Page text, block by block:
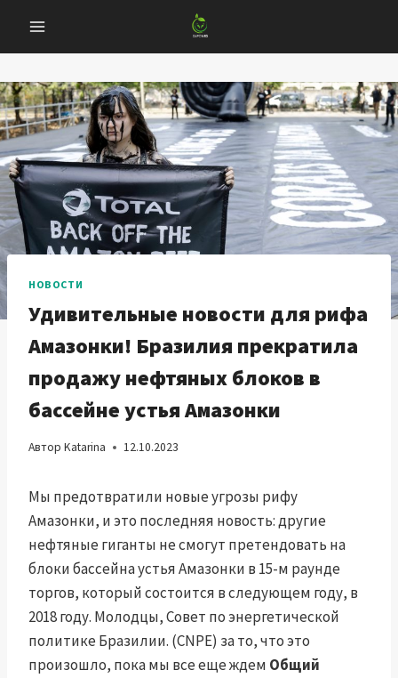
содержанию
НОВОСТИ
Удивительные новости для рифа
Амазонки! Бразилия прекратила
продажу нефтяных блоков в
бассейне устья Амазонки
Автор Katarina 12.10.2023
Мы предотвратили новые угрозы рифу
Амазонки, и это последняя новость: другие
нефтяные гиганты не смогут претендовать на
блоки бассейна устья Амазонки в 15-м раунде
торгов, который состоится в следующем году, в
2018 году. Молодцы, Совет по энергетической
политике Бразилии. (CNPE) за то, что это
произошло, пока мы все еще ждем Общий